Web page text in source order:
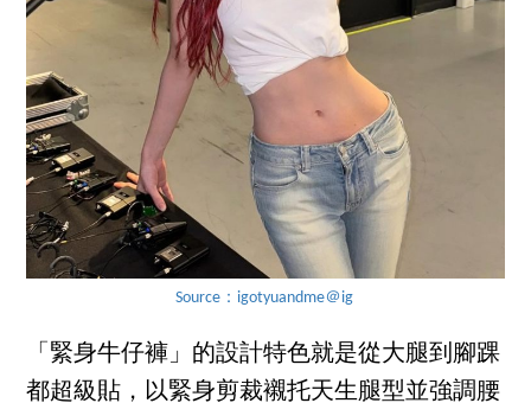
Source：igotyuandme＠ig
「緊身牛仔褲」的設計特色就是從大腿到腳踝
都超級貼，以緊身剪裁襯托天生腿型並強調腰